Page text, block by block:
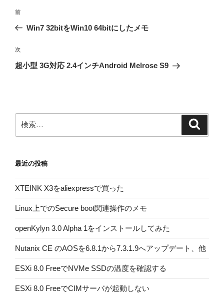
投
ビ
ゲ
ン
前
の
稿
前
Win7 32bitをWin10 64bitにしたメモ
次
の
次
超小型 3G対応 2.4インチAndroid Melrose S9
索:
最近の投稿
XTEINK X3をaliexpressで買った
Linux上でのSecure boot関連操作のメモ
openKylyn 3.0 Alpha 1をインストールしてみた
Nutanix CE のAOSを6.8.1から7.3.1.9へアップデート、他
ESXi 8.0 FreeでNVMe SSDの温度を確認する
ESXi 8.0 FreeでCIMサーバが起動しない